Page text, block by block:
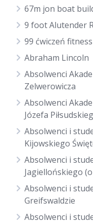
67m jon boat
9 foot Alutender
99 ćwiczeń fitness
Abraham Lincoln
Absolwenci
Zelwerowicza
Absolwenci
Józefa
Absolwenci i
Kijowskiego
Absolwenci i
Jagiellońskiego
Absolwenci i
Greifswaldzie
Absolwenci i